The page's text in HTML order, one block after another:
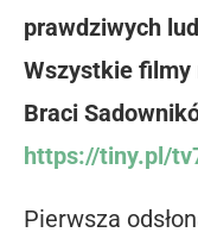
prawdziwych
Wszystkie filmy
Braci
https://tiny.pl/
Pierwsza